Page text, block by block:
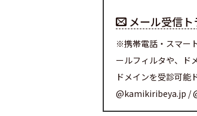
メール受信
※携帯電話・スマー
ールフィルタや、ド
ドメインを受診可能
@kamikiribeya.jp /